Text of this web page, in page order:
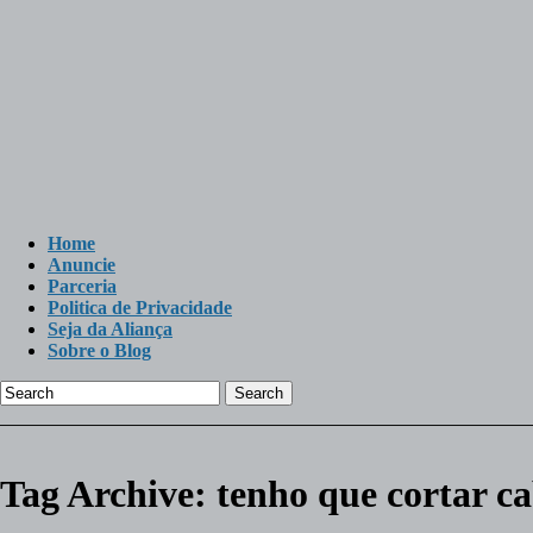
Home
Anuncie
Parceria
Politica de Privacidade
Seja da Aliança
Sobre o Blog
Search
Tag Archive: tenho que cortar